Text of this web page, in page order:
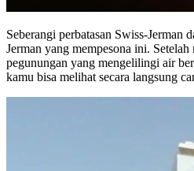
Seberangi perbatasan Swiss-Jerman
Jerman yang mempesona ini.
pegunungan yang mengelilingi air
kamu bisa melihat secara langsung